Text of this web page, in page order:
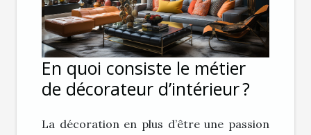
En quoi consiste le métier
de décorateur d’intérieur ?
La décoration en plus d’être une passion